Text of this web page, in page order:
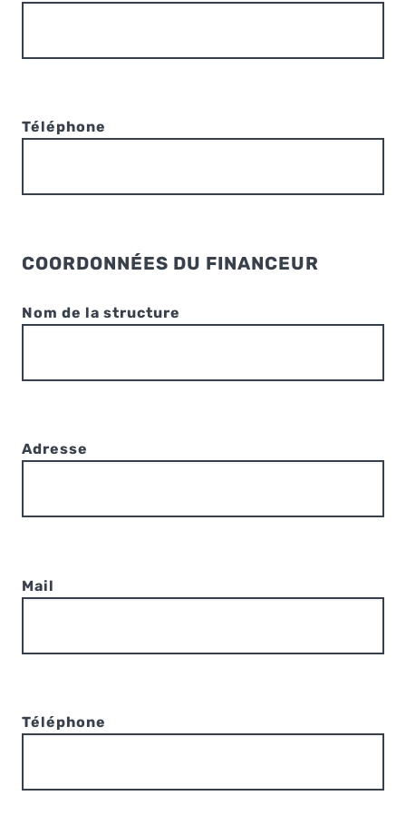
Téléphone
COORDONNÉES DU FINANCEUR
Nom de la structure
Adresse
Mail
Téléphone